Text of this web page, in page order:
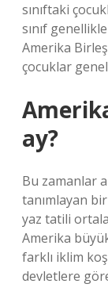
sınıftaki
sınıf
Amerika
çocuklar
ay?
Bu zamanlar
tanımlayan
yaz tatili
Amerika
farklı iklim
devletlere